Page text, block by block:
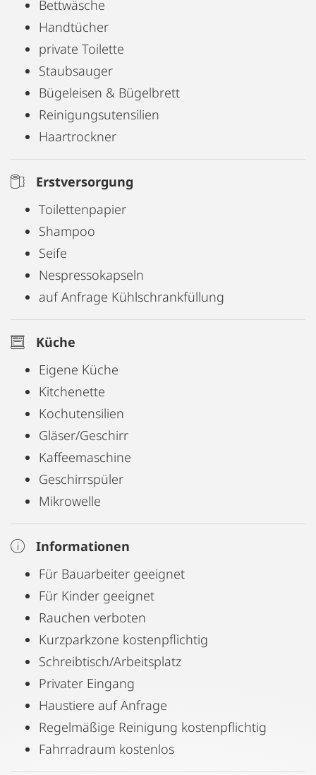
Bettwäsche
Handtücher
private Toilette
Staubsauger
Bügeleisen & Bügelbrett
Reinigungsutensilien
Haartrockner
Erstversorgung
Toilettenpapier
Shampoo
Seife
Nespressokapseln
auf Anfrage Kühlschrankfüllung
Küche
Eigene Küche
Kitchenette
Kochutensilien
Gläser/Geschirr
Kaffeemaschine
Geschirrspüler
Mikrowelle
Informationen
Für Bauarbeiter geeignet
Für Kinder geeignet
Rauchen verboten
Kurzparkzone kostenpflichtig
Schreibtisch/Arbeitsplatz
Privater Eingang
Haustiere auf Anfrage
Regelmäßige Reinigung kostenpflichtig
Fahrradraum kostenlos